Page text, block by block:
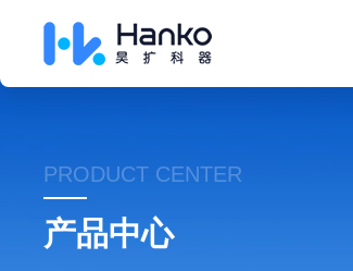
PRODUCT CENTER
产品中心